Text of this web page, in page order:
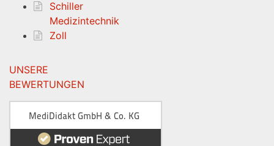
Schiller
Medizintechnik
Zoll
UNSERE
BEWERTUNGEN